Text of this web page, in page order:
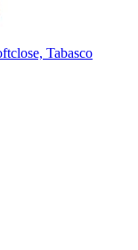
Tabasco